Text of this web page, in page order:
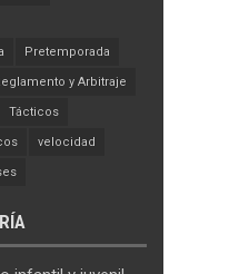
Pretemporada
y Arbitraje
Tácticos
velocidad